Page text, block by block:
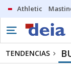
Athletic
TENDENCIAS